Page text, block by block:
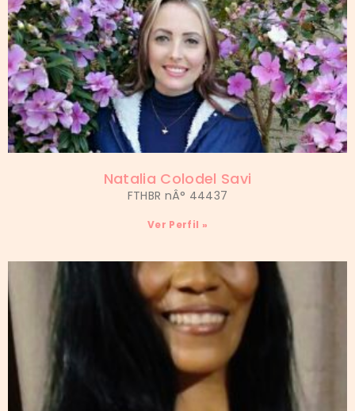
Natalia Colodel Savi
FTHBR nÂ° 44437
Ver Perfil »